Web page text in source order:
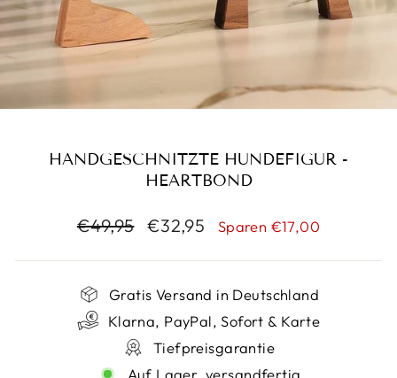
HANDGESCHNITZTE HUNDEFIGUR -
HEARTBOND
Normaler
€49,95 Sonderpreis
€32,95 Sparen €17,00
Gratis Versand in Deutschland
Klarna, PayPal, Sofort & Karte
Tiefpreisgarantie
Auf Lager, versandfertig